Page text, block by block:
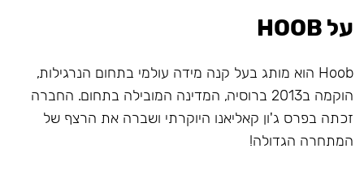
על HOOB
Hoob הוא מותג בעל קנה מידה עולמי בתחום הנרגילות,
הוקמה ב2013 ברוסיה, המדינה המובילה בתחום. החברה
זכתה בפרס ג'ון קאליאנו היוקרתי ושברה את הרצף של
המתחרה הגדולה!